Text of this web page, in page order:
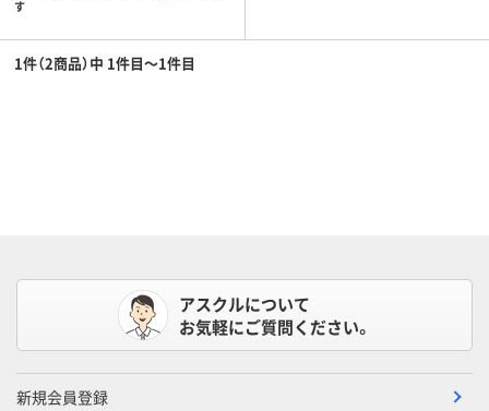
す
1件（2商品）中 1件目～1件目
アスクルについて
お気軽にご質問ください。
新規会員登録